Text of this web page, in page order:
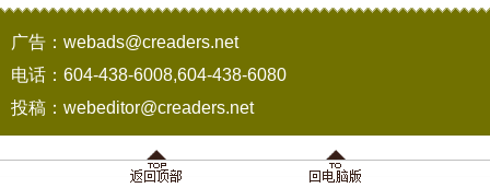
广告：webads@creaders.net
电话：604-438-6008,604-438-6080
投稿：webeditor@creaders.net